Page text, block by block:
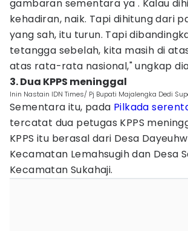
gambaran sementara ya . Kalau
kehadiran, naik. Tapi dihitung dari
yang sah, itu turun. Tapi
tetangga sebelah, kita masih di
atas rata-rata nasional," ungkap
3. Dua KPPS meninggal
Inin Nastain IDN Times/ Pj Bupati Majalengka Dedi
Sementara itu, pada Pilkada
tercatat dua petugas KPPS
KPPS itu berasal dari Desa
Kecamatan Lemahsugih dan Desa
Kecamatan Sukahaji.